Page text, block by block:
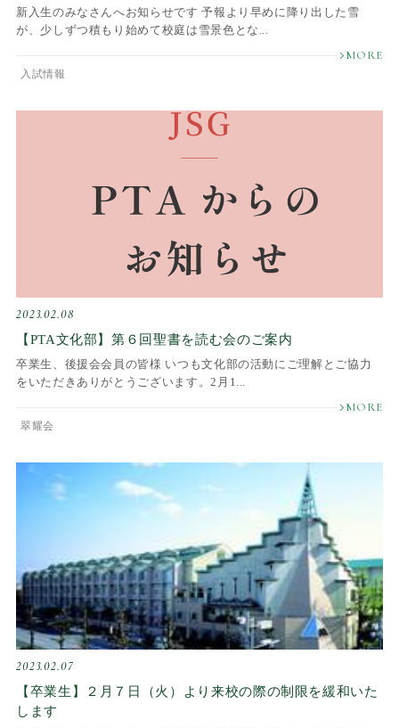
新入生のみなさんへお知らせです 予報より早めに降り出した雪
が、少しずつ積もり始めて校庭は雪景色とな...
入試情報
2023.02.08
【PTA文化部】第６回聖書を読む会のご案内
卒業生、後援会会員の皆様 いつも文化部の活動にご理解とご協力
をいただきありがとうございます。2月1...
翠耀会
2023.02.07
【卒業生】２月７日（火）より来校の際の制限を緩和いた
します